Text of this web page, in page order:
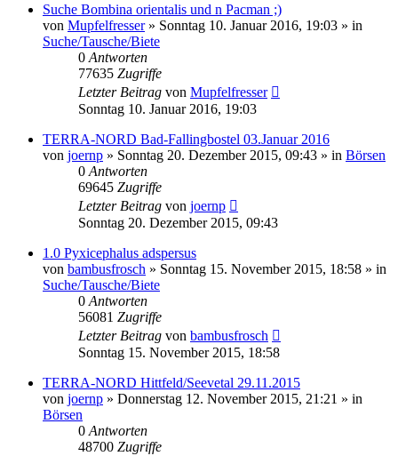
Suche Bombina orientalis und n Pacman ;)
von Mupfelfresser» Sonntag 10. Januar 2016, 19:03 » in
Suche/Tausche/Biete
0 Antworten
77635 Zugriffe
Letzter Beitrag von Mupfelfresser
Sonntag 10. Januar 2016, 19:03
TERRA-NORD Bad-Fallingbostel 03.Januar 2016
von joernp » Sonntag 20. Dezember 2015, 09:43 » in Börsen
0 Antworten
69645 Zugriffe
Letzter Beitrag von joernp
Sonntag 20. Dezember 2015, 09:43
1.0 Pyxicephalus adspersus
von bambusfrosch » Sonntag 15. November 2015, 18:58 » in
Suche/Tausche/Biete
0 Antworten
56081 Zugriffe
Letzter Beitrag von bambusfrosch
Sonntag 15. November 2015, 18:58
TERRA-NORD Hittfeld/Seevetal 29.11.2015
von joernp » Donnerstag 12. November 2015, 21:21 » in
Börsen
0 Antworten
48700 Zugriffe